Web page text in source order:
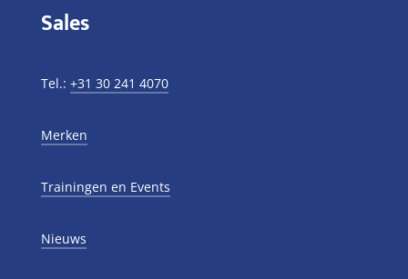
Sales
Tel.: +31 30 241 4070
Merken
Trainingen en Events
Nieuws